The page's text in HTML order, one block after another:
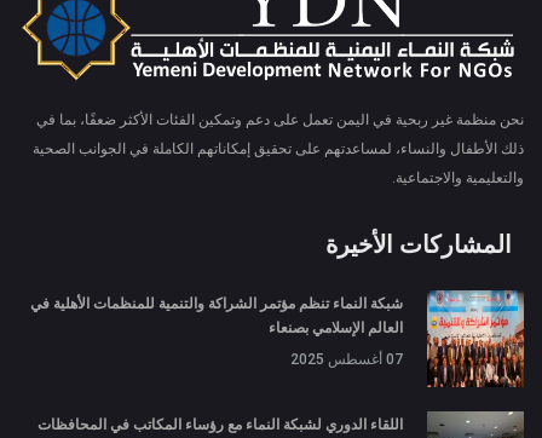
نحن منظمة غير ربحية في اليمن تعمل على دعم وتمكين الفئات الأكثر ضعفًا، بما في
ذلك الأطفال والنساء، لمساعدتهم على تحقيق إمكاناتهم الكاملة في الجوانب الصحية
والتعليمية والاجتماعية.
المشاركات الأخيرة
شبكة النماء تنظم مؤتمر الشراكة والتنمية للمنظمات الأهلية في
العالم الإسلامي بصنعاء
07 أغسطس 2025
اللقاء الدوري لشبكة النماء مع رؤساء المكاتب في المحافظات